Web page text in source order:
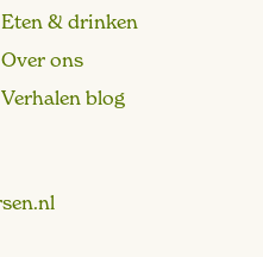
Eten & drinken
Over ons
Verhalen blog